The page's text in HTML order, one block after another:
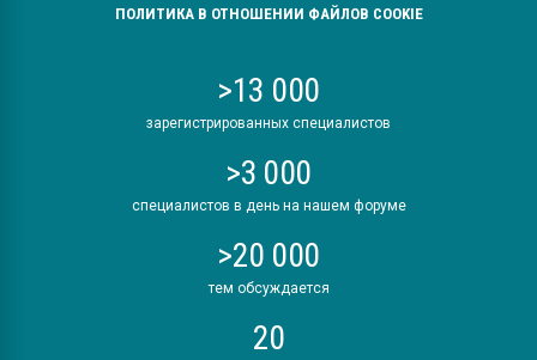
ПОЛИТИКА В ОТНОШЕНИИ ФАЙЛОВ COOKIE
>13 000
зарегистрированных специалистов
>3 000
специалистов в день на нашем форуме
>20 000
тем обсуждается
20